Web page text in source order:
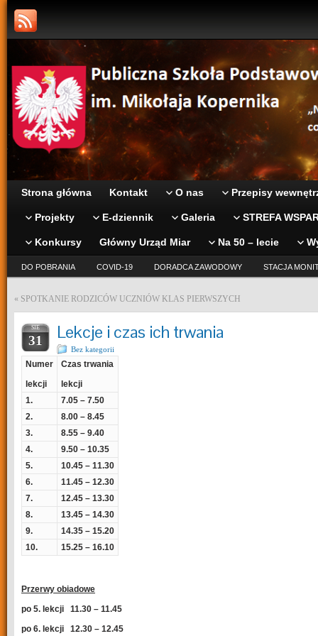
Strona główna Kontakt O nas Przepisy
Projekty E-dziennik Galeria STREFA
Konkursy Główny Urząd Miar Na 50 – lecie
DO POBRANIA COVID-19 DORADCA ZAWODOWY STACJA
« SPOTKANIE RODZICÓW UCZNIÓW KLAS PIERWSZYCH
SIE
31 Lekcje i czas ich trwania
Bez kategorii
Numer
lekcji
Czas trwania
lekcji
1.
7.05 – 7.50
2.
8.00 – 8.45
3.
8.55 – 9.40
4.
9.50 – 10.35
5.
10.45 – 11.30
6.
11.45 – 12.30
7.
12.45 – 13.30
8.
13.45 – 14.30
9.
14.35 – 15.20
10.
15.25 – 16.10
Przerwy obiadowe
po 5. lekcji 11.30 – 11.45
po 6. lekcji 12.30 – 12.45